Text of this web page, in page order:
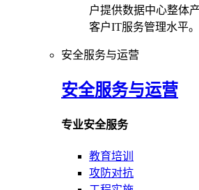
户提供数据中心整体
客户IT服务管理水平。
安全服务与运营
安全服务与运营
专业安全服务
教育培训
攻防对抗